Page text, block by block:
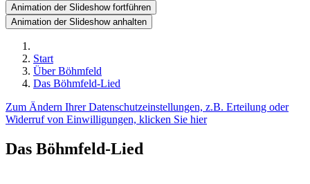
Animation der Slideshow fortführen
Animation der Slideshow anhalten
Start
Über Böhmfeld
Das Böhmfeld-Lied
Zum Ändern Ihrer Datenschutzeinstellungen, z.B. Erteilung oder
Widerruf von Einwilligungen, klicken Sie hier
Das Böhmfeld-Lied